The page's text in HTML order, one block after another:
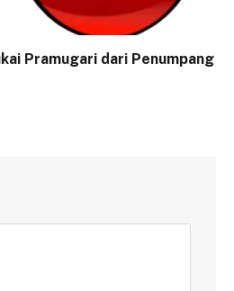
Pramugari dari Penumpang